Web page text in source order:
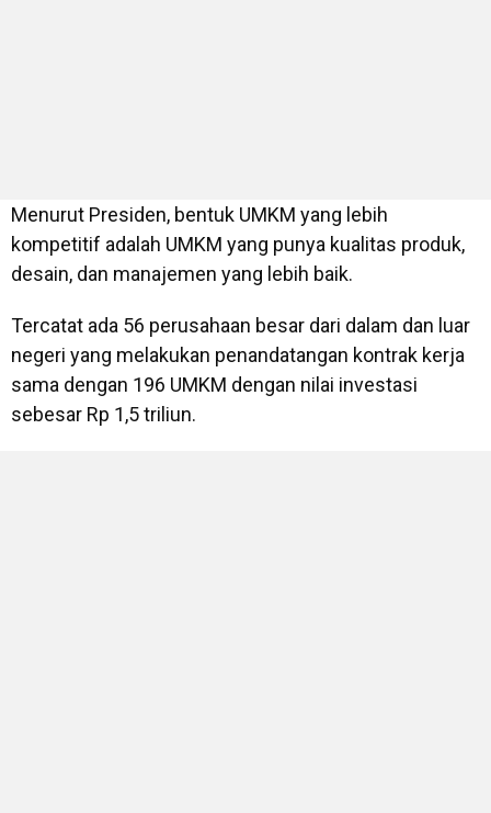
Menurut Presiden, bentuk UMKM yang lebih
kompetitif adalah UMKM yang punya kualitas produk,
desain, dan manajemen yang lebih baik.
Tercatat ada 56 perusahaan besar dari dalam dan luar
negeri yang melakukan penandatangan kontrak kerja
sama dengan 196 UMKM dengan nilai investasi
sebesar Rp 1,5 triliun.